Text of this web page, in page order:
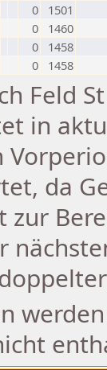
0
1501
0
1460
0
1458
0 1458
Feld
in
da
zur